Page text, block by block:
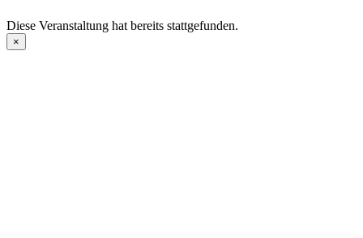
Diese Veranstaltung hat bereits stattgefunden.
×